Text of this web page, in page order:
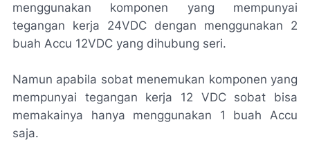
menggunakan komponen yang mempunyai
tegangan kerja 24VDC dengan menggunakan 2
buah Accu 12VDC yang dihubung seri.
Namun apabila sobat menemukan komponen yang
mempunyai tegangan kerja 12 VDC sobat bisa
memakainya hanya menggunakan 1 buah Accu
saja.